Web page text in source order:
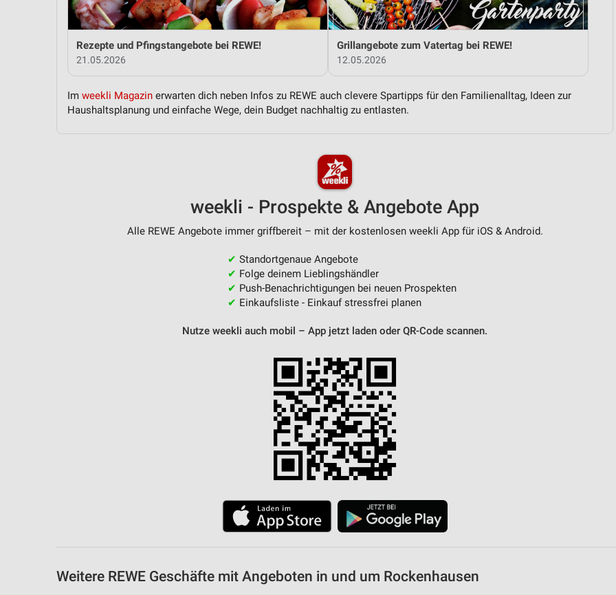
Rezepte und Pfingstangebote bei REWE!
21.05.2026
Grillangebote zum Vatertag bei REWE!
12.05.2026
Im weekli Magazin erwarten dich neben Infos zu REWE auch clevere Spartipps für den Familienalltag, Ideen zur
Haushaltsplanung und einfache Wege, dein Budget nachhaltig zu entlasten.
weekli - Prospekte & Angebote App
Alle REWE Angebote immer griffbereit – mit der kostenlosen weekli App für iOS & Android.
✔ Standortgenaue Angebote
✔ Folge deinem Lieblingshändler
✔ Push-Benachrichtigungen bei neuen Prospekten
✔ Einkaufsliste - Einkauf stressfrei planen
Nutze weekli auch mobil – App jetzt laden oder QR-Code scannen.
Weitere REWE Geschäfte mit Angeboten in und um Rockenhausen
Analyse von Zielgruppen durch Statistiken oder Kombinationen von Daten aus verschiedenen
Entwicklung und Verbesserung der Angebote
IAB-Besonderheiten:
Geräte anhand von aktiv angeforderten Informationen identifizieren